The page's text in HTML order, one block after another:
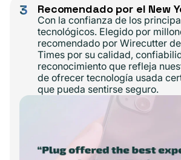
3 Recomendado por el New
Con la confianza de los
tecnológicos. Elegido por
recomendado por Wirecutter
Times por su calidad,
reconocimiento que refleja
de ofrecer tecnología usada
que pueda sentirse seguro.